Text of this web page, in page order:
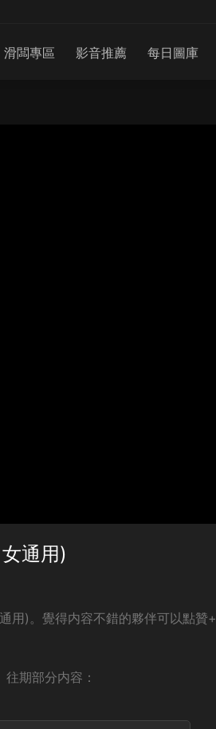
滑闆專區 影音推薦 每日圖庫
通用)
用)。覺得内容不錯的夥伴可以點贊
往期部分内容：